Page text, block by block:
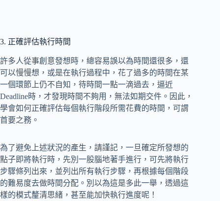
3. 正確評估執行時間
許多人從事創意發想時，總容易誤以為時間還很多，還
可以慢慢想，或是在執行過程中，花了過多的時間在某
一個環節上仍不自知，待時間一點一滴過去，逼近
Deadline時，才發現時間不夠用，無法如期交件。因此，
學會如何正確評估每個執行階段所需花費的時間，可謂
首要之務。
為了避免上述狀況的產生，請謹記，一旦確定所發想的
點子即將執行時，先別一股腦地著手進行，可先將執行
步驟條列出來，並列出所有執行步驟，再根據每個階段
的難易度去做時間分配。別以為這是多此一舉，透過這
樣的模式釐清思緒，甚至能加快執行進度呢！